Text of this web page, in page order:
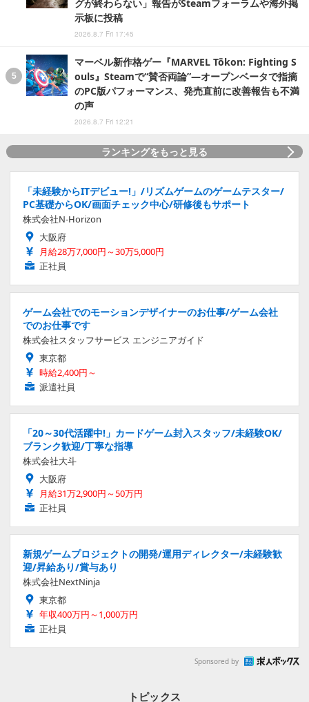
グが終わらない」報告がSteamフォーラムや海外掲
示板に投稿
2026.8.7 Fri 17:45
マーベル新作格ゲー『MARVEL Tōkon: Fighting S
ouls』Steamで“賛否両論”―オープンベータで指摘
のPC版パフォーマンス、発売直前に改善報告も不満
の声
2026.8.7 Fri 12:21
ランキングをもっと見る
「未経験からITデビュー!」/リズムゲームのゲームテスター/
PC基礎からOK/画面チェック中心/研修後もサポート
株式会社N-Horizon
大阪府
月給28万7,000円～30万5,000円
正社員
ゲーム会社でのモーションデザイナーのお仕事/ゲーム会社
でのお仕事です
株式会社スタッフサービス エンジニアガイド
東京都
時給2,400円～
派遣社員
「20～30代活躍中!」カードゲーム封入スタッフ/未経験OK/
ブランク歓迎/丁寧な指導
株式会社大斗
大阪府
月給31万2,900円～50万円
正社員
新規ゲームプロジェクトの開発/運用ディレクター/未経験歓
迎/昇給あり/賞与あり
株式会社NextNinja
東京都
年収400万円～1,000万円
正社員
Sponsored by
トピックス